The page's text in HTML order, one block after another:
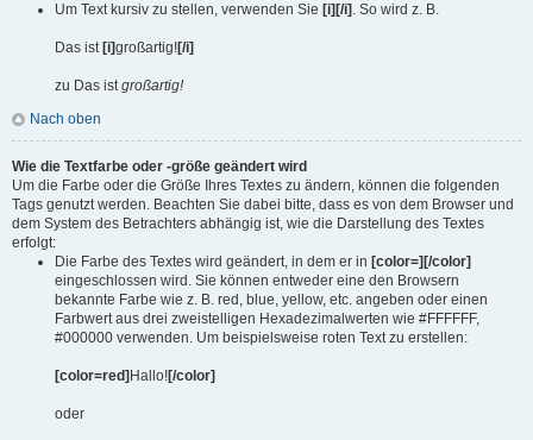
Um Text kursiv zu stellen, verwenden Sie [i][/i] . So wird z. B.
Das ist [i]großartig![/i]
zu Das istgroßartig!
Nach oben
Wie die Textfarbe oder -größe geändert wird
Um die Farbe oder die Größe Ihres Textes zu ändern, können die folgenden
Tags genutzt werden. Beachten Sie dabei bitte, dass es von dem Browser und
dem System des Betrachters abhängig ist, wie die Darstellung des Textes
erfolgt:
Die Farbe des Textes wird geändert, in dem er in [color=][/color]
eingeschlossen wird. Sie können entweder eine den Browsern
bekannte Farbe wie z. B. red, blue, yellow, etc. angeben oder einen
Farbwert aus drei zweistelligen Hexadezimalwerten wie #FFFFFF,
#000000 verwenden. Um beispielsweise roten Text zu erstellen:
[color=red] Hallo![/color]
oder